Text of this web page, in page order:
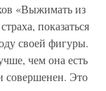
«Выжимать из
показаться
своей фигуры.
чем она есть
совершенен. Это